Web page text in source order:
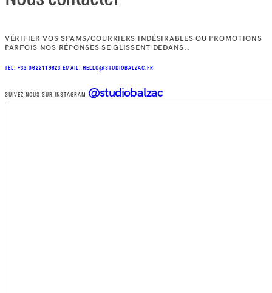
VÉRIFIER VOS SPAMS/COURRIERS INDÉSIRABLES OU PROMOTIONS
PARFOIS NOS RÉPONSES SE GLISSENT DEDANS..
TEL: +33 0622119823 EMAIL: HELLO@STUDIOBALZAC.FR
SUIVEZ NOUS SUR INSTAGRAM @studiobalzac